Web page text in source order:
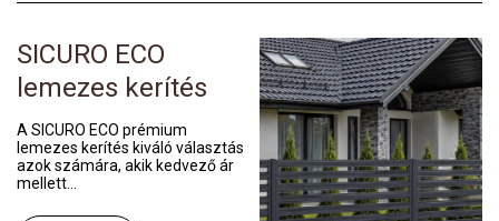
SICURO ECO
lemezes kerítés
A SICURO ECO prémium
lemezes kerítés kiváló választás
azok számára, akik kedvező ár
mellett...